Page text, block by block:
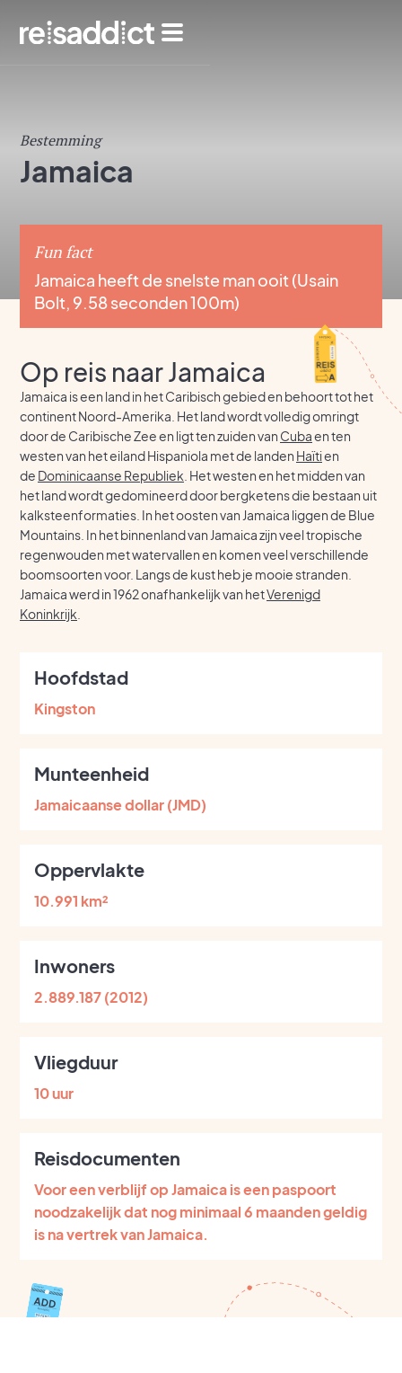
Bestemming
Jamaica
Fun fact
Jamaica heeft de snelste man ooit (Usain
Bolt, 9.58 seconden 100m)
Op reis naar Jamaica
Jamaica is een land in het Caribisch gebied en behoort tot het
continent Noord-Amerika. Het land wordt volledig omringt
door de Caribische Zee en ligt ten zuiden van Cubaen ten
westen van het eiland Hispaniola met de landen Haïtien
de Dominicaanse Republiek . Het westen en het midden van
het land wordt gedomineerd door bergketens die bestaan uit
kalksteenformaties. In het oosten van Jamaica liggen de Blue
Mountains. In het binnenland van Jamaica zijn veel tropische
regenwouden met watervallen en komen veel verschillende
boomsoorten voor. Langs de kust heb je mooie stranden.
Jamaica werd in 1962 onafhankelijk van hetVerenigd
Koninkrijk
Hoofdstad
Kingston
Munteenheid
Jamaicaanse dollar (JMD)
Oppervlakte
10.991 km²
Inwoners
2.889.187 (2012)
Vliegduur
10 uur
Reisdocumenten
Voor een verblijf op Jamaica is een paspoort
noodzakelijk dat nog minimaal 6 maanden geldig
is na vertrek van Jamaica.